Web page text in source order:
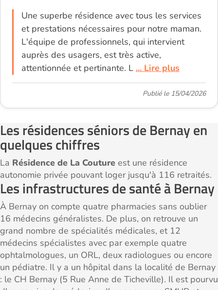
Une superbe résidence avec tous les services
et prestations nécessaires pour notre maman.
L'équipe de professionnels, qui intervient
auprès des usagers, est très active,
attentionnée et pertinante. L ... Lire plus
Publié le 15/04/2026
Les résidences séniors de Bernay en
quelques chiffres
La Résidence de La Couture est une résidence
autonomie privée pouvant loger jusqu'à 116 retraités.
Les infrastructures de santé à Bernay
À Bernay on compte quatre pharmacies sans oublier
16 médecins généralistes. De plus, on retrouve un
grand nombre de spécialités médicales, et 12
médecins spécialistes avec par exemple quatre
ophtalmologues, un ORL, deux radiologues ou encore
un pédiatre. Il y a un hôpital dans la localité de Bernay
: le CH Bernay (5 Rue Anne de Ticheville). Il est pourvu